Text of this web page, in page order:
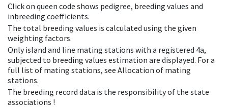
Click on queen code shows pedigree, breeding values and
inbreeding coefficients.
The total breeding values is calculated using the given
weighting factors.
Only island and line mating stations with a registered 4a,
subjected to breeding values estimation are displayed. For a
full list of mating stations, see Allocation of mating
stations.
The breeding record data is the responsibility of the state
associations !